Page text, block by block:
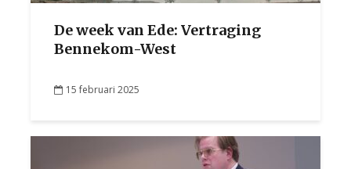
De week van Ede: Vertraging
Bennekom-West
15 februari 2025